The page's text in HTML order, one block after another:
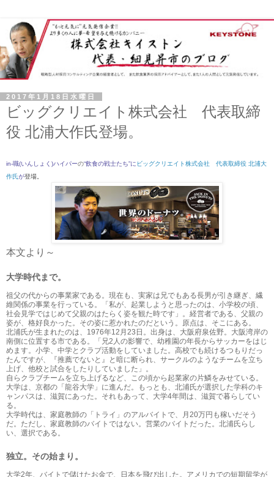
2017年1月18日水曜日
ビッグクリエイト株式会社 代表取締
役 北浦大作氏登場。
in-職(いんしょく)ハイパーの“飲食の戦士たち”に ビッグクリエイト株式会社 代表取締役 北浦大
作氏が登場。
本文より～
大学時代まで。
祖父の代からの事業家である。現在も、実家は兄でもある長男が引き継ぎ、繊
維関係の事業を行っている。「私が、起業しようと思ったのは、小学校の頃、
社会見学ではじめて父親のはたらく姿を観た時です」。経営者である、父親の
姿が、格好良かった。その姿に惹かれたのだという。原点は、そこにある。
北浦氏が生まれたのは、1976年12月23日。出身は、大阪府泉佐野。大阪湾岸の
南側に位置する市である。「兄2人の影響で、幼稚園の年長からサッカーをはじ
めます。小学、中学とクラブ活動をしていました。高校でも続けるつもりだっ
たんですが、『推薦でないと』と暗に断られ、サークルのようなチームを立ち
上げ、他校と試合をしたりしていました」。
自らクラブチームを立ち上げるなど、この頃から起業家の片鱗をみせている。
大学は、京都の「龍谷大学」に進んだ。もっとも、北浦氏が選択した学科のキ
ャンパスは、滋賀にあった。それもあって、大学4年間は、滋賀で暮らしてい
る。
大学時代は、家庭教師の「トライ」のアルバイトで、月20万円も稼いだそう
だ。ただし、家庭教師のバイトではない。営業のバイトだった。北浦氏らし
い、選択である。
独立。その始まり。
大学2年、バイトで儲けたお金で、日本を飛び出した。アメリカでの短期留学が